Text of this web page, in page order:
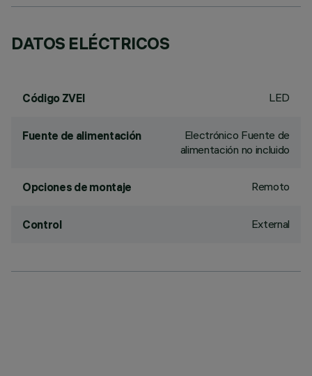
DATOS ELÉCTRICOS
Código ZVEI LED
Fuente de alimentación
Electrónico Fuente de
alimentación no incluido
Opciones de montaje Remoto
Control External